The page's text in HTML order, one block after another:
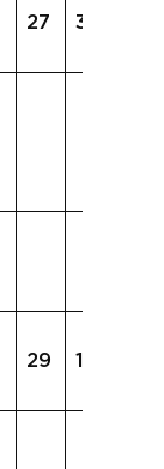
27 3.0g
29 15.3μg